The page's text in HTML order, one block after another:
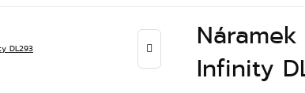
Infinity